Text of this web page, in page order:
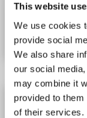
This website
We use cookies
provide social
We also share
our social
may combine it
provided to
of their services.
N° du produit
Fiche
SLC25A27